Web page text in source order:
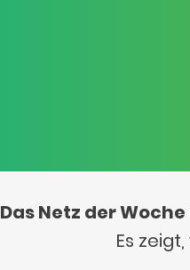
Das Netz der Woche
Es